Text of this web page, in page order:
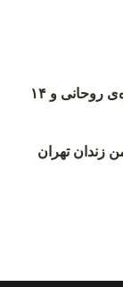
روند اعدام‌ها در ماه‌های مختلف ۲۰۱۸، دوره‌ی روحانی و ۱۴
تهران